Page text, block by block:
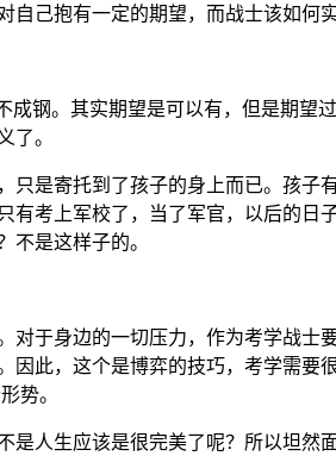
己抱有一定的期望，而战士该如何
钢。其实期望是可以有，但是期望
了。
是寄托到了孩子的身上而已。孩子
考上军校了，当了军官，以后的日
不是这样子的。
于身边的一切压力，作为考学战士
此，这个是博弈的技巧，考学需要
势。
人生应该是很完美了呢？所以坦然